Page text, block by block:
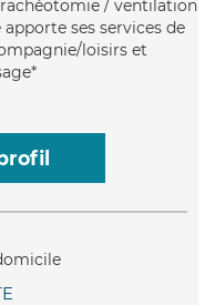
/ ventilation
ses services de
loisirs et